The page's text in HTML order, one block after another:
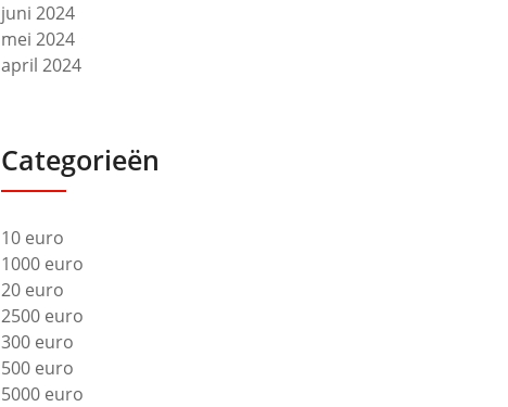
juni 2024
mei 2024
april 2024
Categorieën
10 euro
1000 euro
20 euro
2500 euro
300 euro
500 euro
5000 euro